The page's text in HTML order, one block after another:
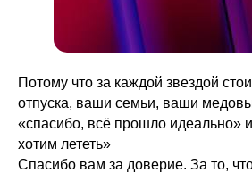
Потому что за каждой звездой
отпуска, ваши семьи, ваши
«спасибо, всё прошло идеально»
хотим лететь»
Спасибо вам за доверие. За то,